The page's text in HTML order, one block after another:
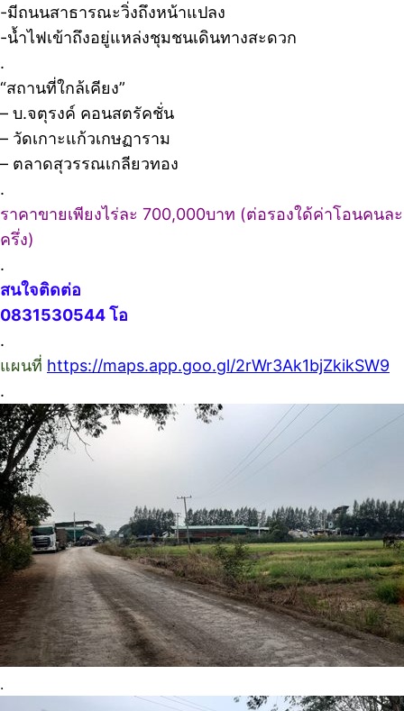
-มีถนนสาธารณะวิ่งถึงหน้าแปลง
-น้ำไฟเข้าถึงอยู่แหล่งชุมชนเดินทางสะดวก
.
“สถานที่ใกล้เคียง”
– บ.จตุรงค์ คอนสตรัคชั่น
– วัดเกาะแก้วเกษฏาราม
– ตลาดสุวรรณเกลียวทอง
.
ราคาขายเพียงไร่ละ 700,000บาท (ต่อรองใด้ค่าโอนคนละ
ครึ่ง)
.
สนใจติดต่อ
0831530544 โอ
.
แผนที่ https://maps.app.goo.gl/2rWr3Ak1bjZkikSW9
.
.